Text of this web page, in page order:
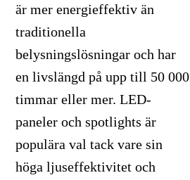
är mer energieffektiv än
traditionella
belysningslösningar och har
en livslängd på upp till 50 000
timmar eller mer. LED-
paneler och spotlights är
populära val tack vare sin
höga ljuseffektivitet och